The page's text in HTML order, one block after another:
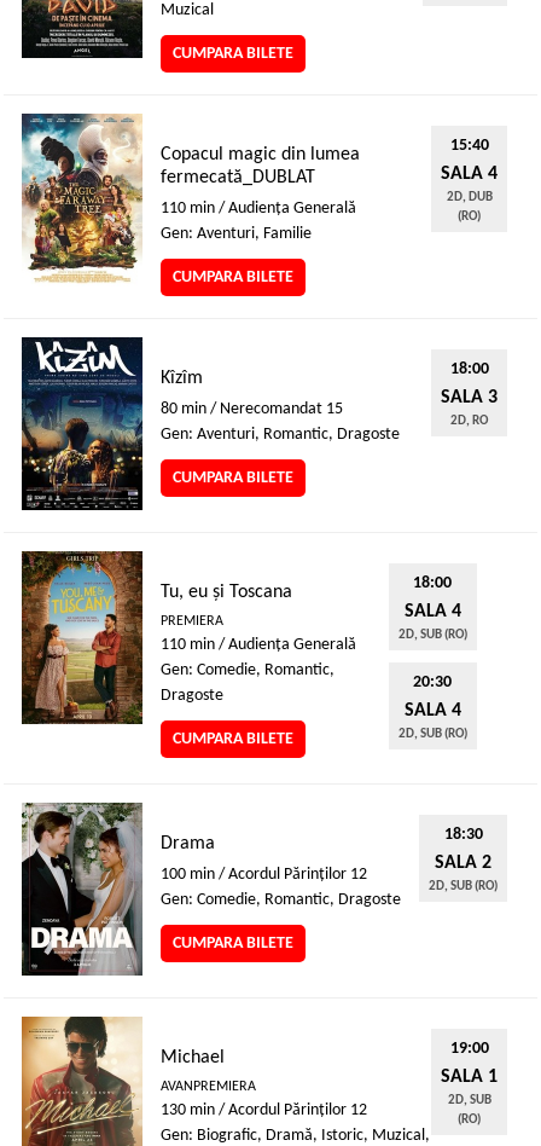
Muzical
CUMPARA BILETE
Copacul magic din lumea
fermecată_DUBLAT
110 min / Audienţa Generală
Gen: Aventuri, Familie
CUMPARA BILETE
15:40
SALA 4
2D, DUB
(RO)
Kîzîm
80 min / Nerecomandat 15
Gen: Aventuri, Romantic, Dragoste
CUMPARA BILETE
18:00
SALA 3
2D, RO
Tu, eu și Toscana
PREMIERA
110 min / Audienţa Generală
Gen: Comedie, Romantic,
Dragoste
CUMPARA BILETE
18:00
SALA 4
2D, SUB (RO)
20:30
SALA 4
2D, SUB (RO)
Drama
100 min / Acordul Părinţilor 12
Gen: Comedie, Romantic, Dragoste
CUMPARA BILETE
18:30
SALA 2
2D, SUB (RO)
Michael
AVANPREMIERA
130 min / Acordul Părinţilor 12
Gen: Biografic, Dramă, Istoric, Muzical,
19:00
SALA 1
2D, SUB
(RO)